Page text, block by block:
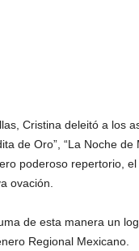
Cristina deleitó a los
de Oro”, “La Noche
poderoso repertorio,
ovación.
de esta manera un
Regional Mexicano.